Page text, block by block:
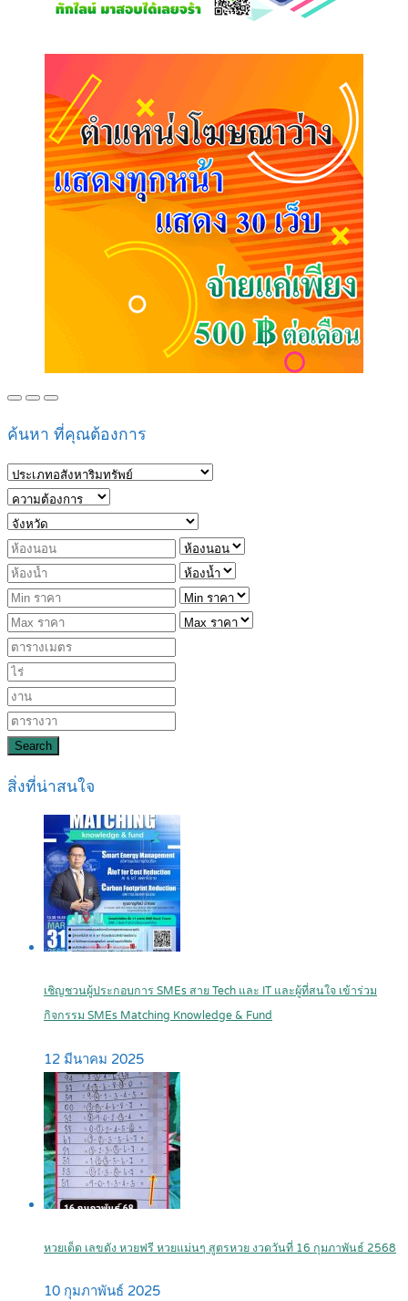
ค้นหา ที่คุณต้องการ
Search
สิ่งที่น่าสนใจ
เชิญชวนผู้ประกอบการ SMEs สาย Tech และ IT และผู้ที่สนใจ เข้าร่วม
กิจกรรม SMEs Matching Knowledge & Fund
12 มีนาคม 2025
หวยเด็ด เลขดัง หวยฟรี หวยแม่นๆ สูตรหวย งวดวันที่ 16 กุมภาพันธ์ 2568
10 กุมภาพันธ์ 2025